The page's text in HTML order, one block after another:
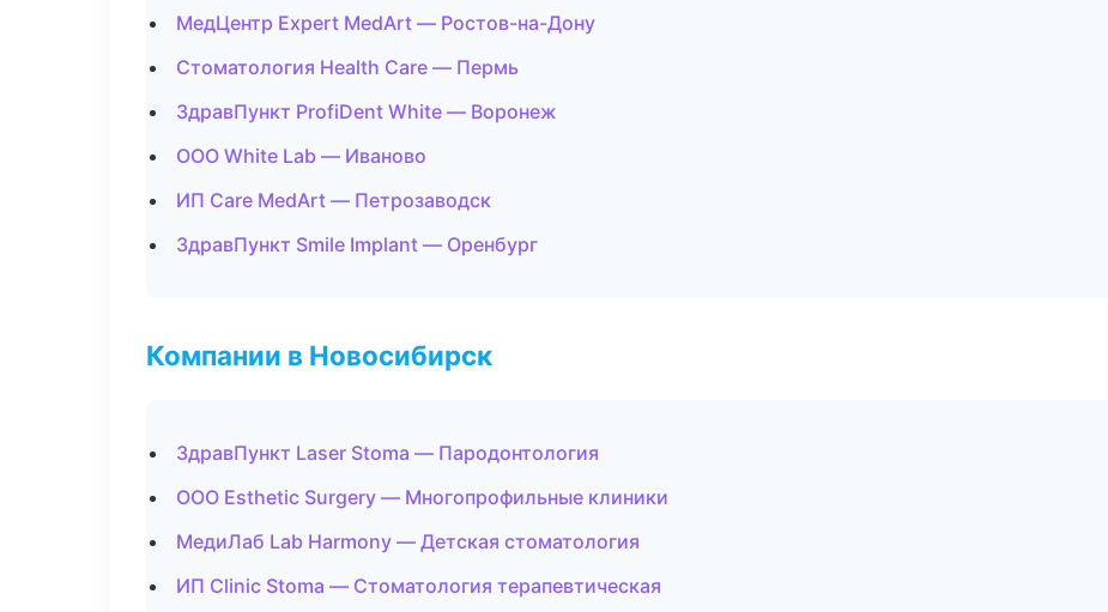
МедЦентр Expert MedArt — Ростов-на-Дону
Стоматология Health Care — Пермь
ЗдравПункт ProfiDent White — Воронеж
ООО White Lab — Иваново
ИП Care MedArt — Петрозаводск
ЗдравПункт Smile Implant — Оренбург
Компании в Новосибирск
ЗдравПункт Laser Stoma — Пародонтология
ООО Esthetic Surgery — Многопрофильные клиники
МедиЛаб Lab Harmony — Детская стоматология
ИП Clinic Stoma — Стоматология терапевтическая